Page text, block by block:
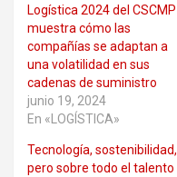
Logística 2024 del CSCMP
muestra cómo las
compañías se adaptan a
una volatilidad en sus
cadenas de suministro
junio 19, 2024
En «LOGÍSTICA»
Tecnología, sostenibilidad,
pero sobre todo el talento